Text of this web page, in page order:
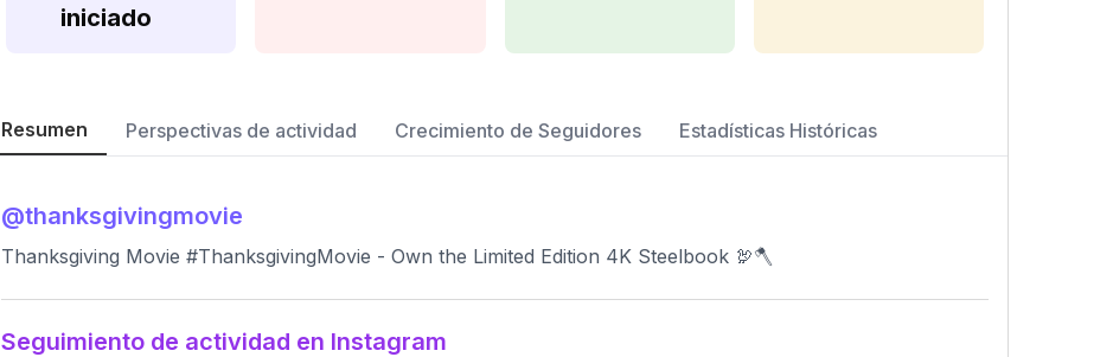
iniciado
Resumen Perspectivas de actividad Crecimiento de Seguidores Estadísticas Históricas
@thanksgivingmovie
Thanksgiving Movie #ThanksgivingMovie - Own the Limited Edition 4K Steelbook 🦃🪓
Seguimiento de actividad en Instagram